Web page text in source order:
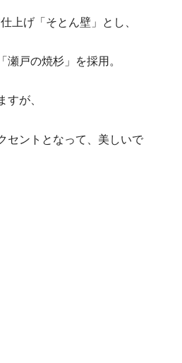
上げ「そとん壁」とし、
瀬戸の焼杉」を採用。
すが、
セントとなって、美しいで